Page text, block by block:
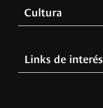
Cultura
Links de interés